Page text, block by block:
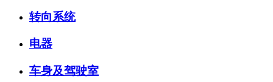
转向系统
电器
车身及驾驶室